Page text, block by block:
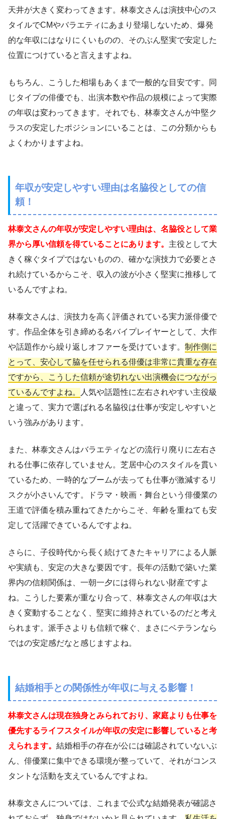
天井が大きく変わってきます。林泰文さんは演技中心のス
タイルでCMやバラエティにあまり登場しないため、爆発
的な年収にはなりにくいものの、そのぶん堅実で安定した
位置につけていると言えますよね。
もちろん、こうした相場もあくまで一般的な目安です。同
じタイプの俳優でも、出演本数や作品の規模によって実際
の年収は変わってきます。それでも、林泰文さんが中堅ク
ラスの安定したポジションにいることは、この分類からも
よくわかりますよね。
年収が安定しやすい理由は名脇役としての信
頼！
林泰文さんの年収が安定しやすい理由は、名脇役として業
界から厚い信頼を得ていることにあります。 主役として大
きく稼ぐタイプではないものの、確かな演技力で必要とさ
れ続けているからこそ、収入の波が小さく堅実に推移して
いるんですよね。
林泰文さんは、演技力を高く評価されている実力派俳優で
す。作品全体を引き締める名バイプレイヤーとして、大作
や話題作から繰り返しオファーを受けています。 制作側に
とって、安心して脇を任せられる俳優は非常に貴重な存在
ですから、こうした信頼が途切れない出演機会につながっ
ているんですよね。
人気や話題性に左右されやすい主役級
と違って、実力で選ばれる名脇役は仕事が安定しやすいと
いう強みがあります。
また、林泰文さんはバラエティなどの流行り廃りに左右さ
れる仕事に依存していません。芝居中心のスタイルを貫い
ているため、一時的なブームが去っても仕事が激減するリ
スクが小さいんです。ドラマ・映画・舞台という俳優業の
王道で評価を積み重ねてきたからこそ、年齢を重ねても安
定して活躍できているんですよね。
さらに、子役時代から長く続けてきたキャリアによる人脈
や実績も、安定の大きな要因です。長年の活動で築いた業
界内の信頼関係は、一朝一夕には得られない財産ですよ
ね。こうした要素が重なり合って、林泰文さんの年収は大
きく変動することなく、堅実に維持されているのだと考え
られます。派手さよりも信頼で稼ぐ、まさにベテランなら
ではの安定感だなと感じますよね。
結婚相手との関係性が年収に与える影響！
林泰文さんは現在独身とみられており、家庭よりも仕事を
優先するライフスタイルが年収の安定に影響していると考
えられます。 結婚相手の存在が公には確認されていないぶ
ん、俳優業に集中できる環境が整っていて、それがコンス
タントな活動を支えているんですよね。
林泰文さんについては、これまで公式な結婚発表が確認さ